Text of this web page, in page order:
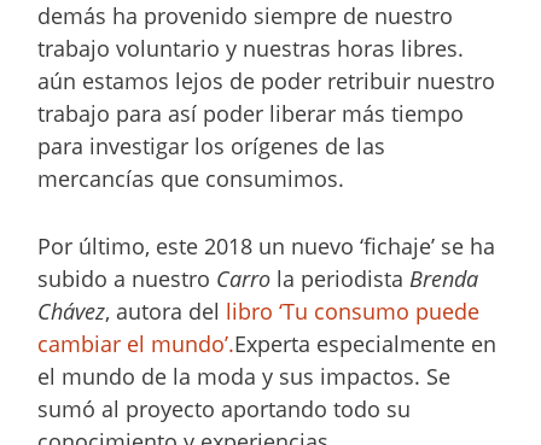
demás ha provenido siempre de nuestro
trabajo voluntario y nuestras horas libres.
aún estamos lejos de poder retribuir nuestro
trabajo para así poder liberar más tiempo
para investigar los orígenes de las
mercancías que consumimos.
Por último, este 2018 un nuevo ‘fichaje’ se ha
subido a nuestro Carro la periodista Brenda
Chávez, autora del libro ‘Tu consumo puede
cambiar el mundo’.Experta especialmente en
el mundo de la moda y sus impactos. Se
sumó al proyecto aportando todo su